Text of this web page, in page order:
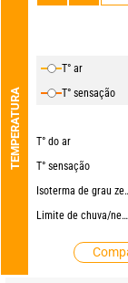
TEMPERATURA
T° ar
T° sensação
T° do ar
T° sensação
Limite de chuva/neve